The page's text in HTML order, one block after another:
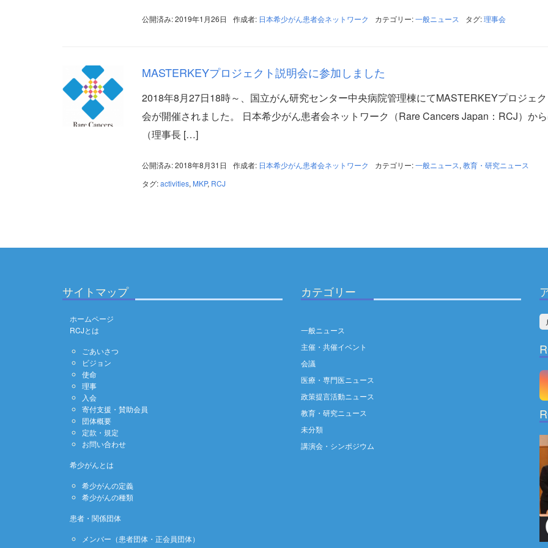
公開済み: 2019年1月26日 作成者: 日本希少がん患者会ネットワーク カテゴリー:一般ニュース タグ:理事会
MASTERKEYプロジェクト説明会に参加しました
2018年8月27日18時～、国立がん研究センター中央病院管理棟にてMASTERKEYプロジェ
会が開催されました。 日本希少がん患者会ネットワーク（Rare Cancers Japan：RCJ）か
（理事長 […]
公開済み: 2018年8月31日 作成者: 日本希少がん患者会ネットワーク カテゴリー:一般ニュース, 教育・研究ニュース
タグ:activities, MKP, RCJ
サイトマップ
ホームページ
RCJとは
ごあいさつ
ビジョン
使命
理事
入会
寄付支援・賛助会員
団体概要
定款・規定
お問い合わせ
希少がんとは
希少がんの定義
希少がんの種類
患者・関係団体
メンバー（患者団体・正会員団体）
カテゴリー
一般ニュース
主催・共催イベント
会議
医療・専門医ニュース
政策提言活動ニュース
教育・研究ニュース
未分類
講演会・シンポジウム
カ
イ
ブ